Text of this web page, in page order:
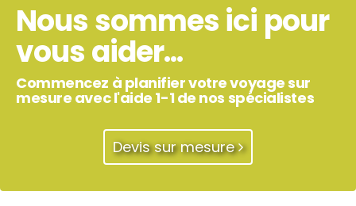
Nous sommes ici pour
vous aider...
Commencez à planifier votre voyage sur
mesure avec l'aide 1-1 de nos spécialistes
Devis sur mesure